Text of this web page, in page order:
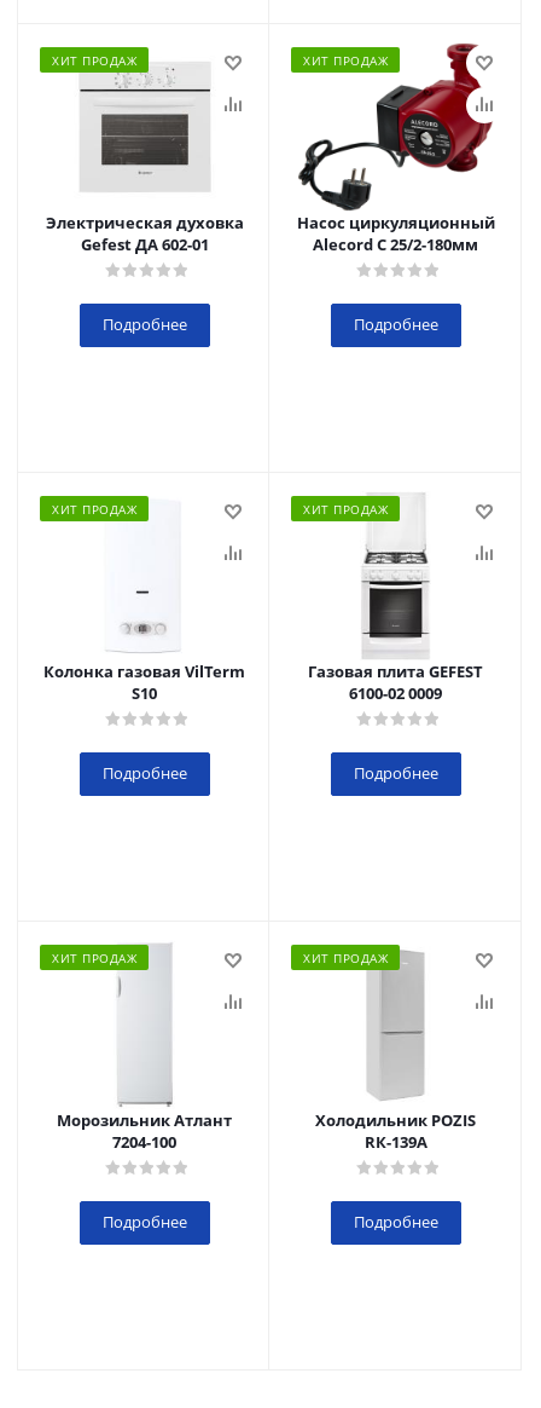
ХИТ ПРОДАЖ
Электрическая духовка
Gefest ДА 602-01
Подробнее
ХИТ ПРОДАЖ
Насос циркуляционный
Alecord C 25/2-180мм
Подробнее
ХИТ ПРОДАЖ
Колонка газовая VilTerm
S10
Подробнее
ХИТ ПРОДАЖ
Газовая плита GEFEST
6100-02 0009
Подробнее
ХИТ ПРОДАЖ
Морозильник Атлант
7204-100
Подробнее
ХИТ ПРОДАЖ
Холодильник POZIS
RК-139А
Подробнее